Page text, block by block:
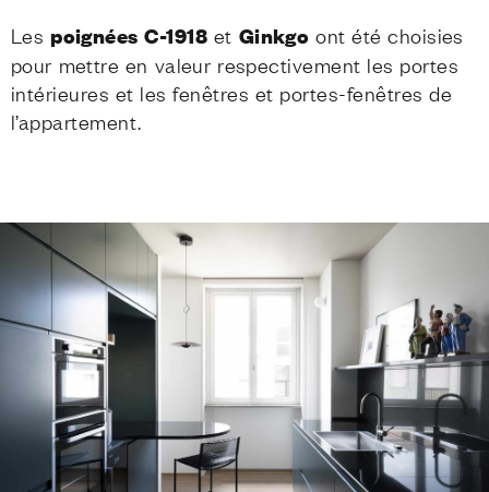
Lespoignées C-1918 et Ginkgo ont été choisies
pour mettre en valeur respectivement les portes
intérieures et les fenêtres et portes-fenêtres de
l’appartement.